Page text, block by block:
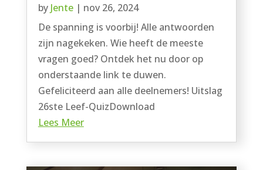
by Jente| nov 26, 2024
De spanning is voorbij! Alle antwoorden
zijn nagekeken. Wie heeft de meeste
vragen goed? Ontdek het nu door op
onderstaande link te duwen.
Gefeliciteerd aan alle deelnemers! Uitslag
26ste Leef-QuizDownload
Lees Meer